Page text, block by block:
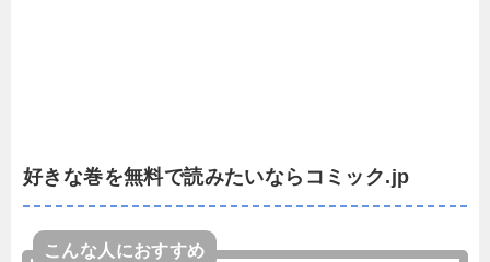
好きな巻を無料で読みたいならコミック.jp
こんな人におすすめ